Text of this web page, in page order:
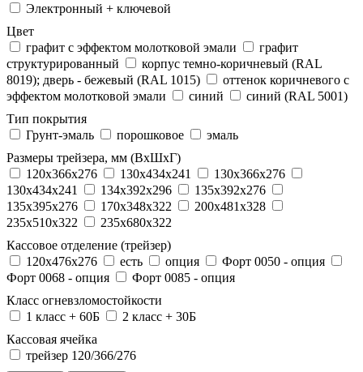
Электронный + ключевой
Цвет
графит с эффектом молотковой эмали
графит
структурированный
корпус темно-коричневый (RAL
8019); дверь - бежевый (RAL 1015)
оттенок коричневого с
эффектом молотковой эмали
синий
синий (RAL 5001)
Тип покрытия
Грунт-эмаль
порошковое
эмаль
Размеры трейзера, мм (ВхШхГ)
120x366x276
130x434x241
130х366х276
130х434х241
134x392x296
135x392x276
135x395x276
170x348x322
200x481x328
235x510x322
235x680x322
Кассовое отделение (трейзер)
120х476х276
есть опция
Форт 0050 - опция
Форт 0068 - опция
Форт 0085 - опция
Класс огневзломостойкости
1 класс + 60Б
2 класс + 30Б
Кассовая ячейка
трейзер 120/366/276